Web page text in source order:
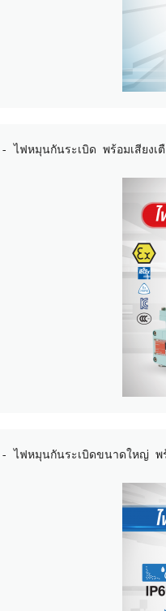
- ไฟหมุนกันระเบิด พร้อมเสียงเ
- ไฟหมุนกันระเบิดขนาดใหญ่ พร้